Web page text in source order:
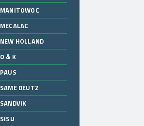
MANITOWOC
MECALAC
NEW HOLLAND
O & K
PAUS
SAME DEUTZ
SANDVIK
SISU